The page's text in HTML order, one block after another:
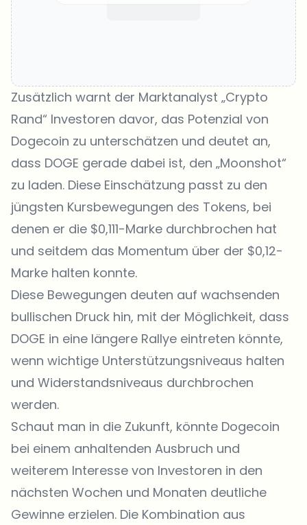
Zusätzlich warnt der Marktanalyst „Crypto
Rand“ Investoren davor, das Potenzial von
Dogecoin zu unterschätzen und deutet an,
dass DOGE gerade dabei ist, den „Moonshot“
zu laden. Diese Einschätzung passt zu den
jüngsten Kursbewegungen des Tokens, bei
denen er die $0,111-Marke durchbrochen hat
und seitdem das Momentum über der $0,12-
Marke halten konnte.
Diese Bewegungen deuten auf wachsenden
bullischen Druck hin, mit der Möglichkeit, dass
DOGE in eine längere Rallye eintreten könnte,
wenn wichtige Unterstützungsniveaus halten
und Widerstandsniveaus durchbrochen
werden.
Schaut man in die Zukunft, könnte Dogecoin
bei einem anhaltenden Ausbruch und
weiterem Interesse von Investoren in den
nächsten Wochen und Monaten deutliche
Gewinne erzielen. Die Kombination aus